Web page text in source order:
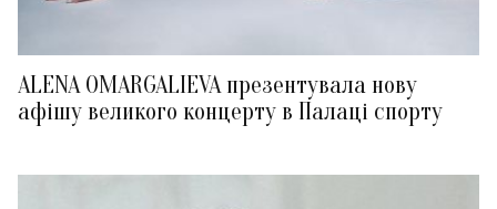
ALENA OMARGALIEVA презентувала нову
афішу великого концерту в Палаці спорту